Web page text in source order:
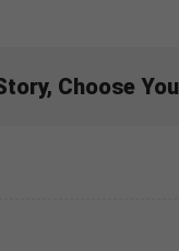
Choose